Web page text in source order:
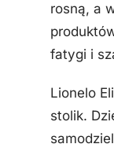
rosną, a
fatygi i
Lionelo
stolik.